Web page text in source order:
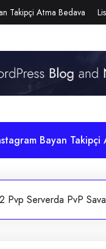
Takipçi Atma Bedava
Bayan Takipçi
Pvp Serverda PvP